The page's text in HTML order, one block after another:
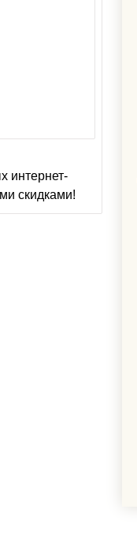
интернет-
скидками!